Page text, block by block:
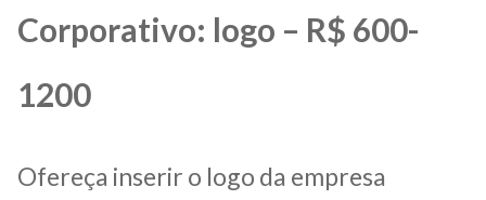
Corporativo: logo – R$ 600-
1200
Ofereça inserir o logo da empresa